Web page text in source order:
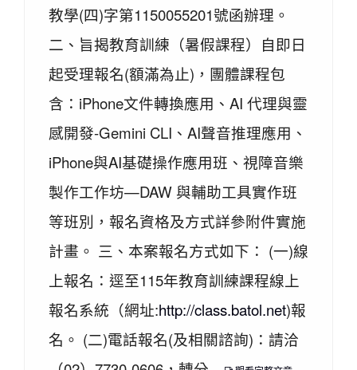
教學(四)字第1150055201號函辦理。
二、旨揭教育訓練（暑假課程）自即日
起受理報名(額滿為止)，團體課程包
含：iPhone文件轉換應用、AI 代理與靈
感開發-Gemini CLI、AI聲音推理應用、
iPhone與AI基礎操作應用班、視障音樂
製作工作坊—DAW 與輔助工具實作班
等班別，報名資格及方式詳參附件實施
計畫。 三、本案報名方式如下： (一)線
上報名：逕至115年教育訓練課程線上
報名系統（網址:http://class.batol.net)報
名。 (二)電話報名(及相關諮詢)：請洽